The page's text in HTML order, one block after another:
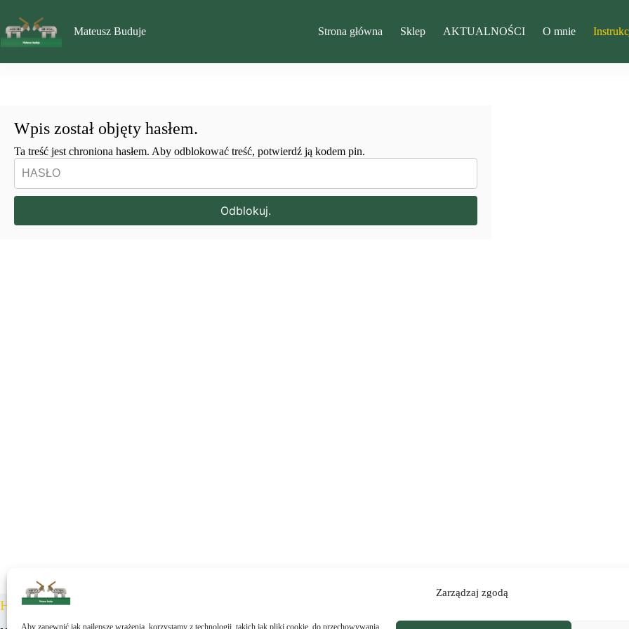
Zarządzaj zgodą
Aby zapewnić jak najlepsze wrażenia, korzystamy z technologii, takich jak pliki cookie, do przechowywania
treści
Mateusz Buduje Strona główna Sklep AKTUALNOŚCI O mnie
Wpis został objęty hasłem.
Ta treść jest chroniona hasłem. Aby odblokować treść, potwierdź ją kodem pin.
Odblokuj.
Hej!
Strona główna